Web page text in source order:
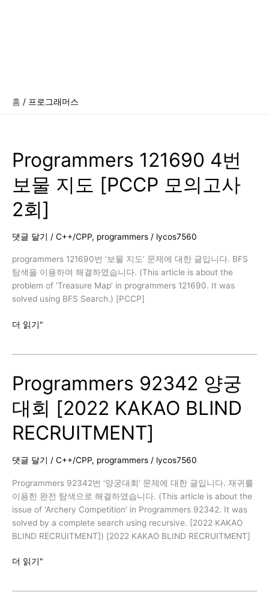
홈 프로그래머스
Programmers 121690 4번
보물 지도 [PCCP 모의고사
2회]
댓글 달기 / C++/CPP, programmers / lycos7560
programmers 121690번 ‘보물 지도’ 문제에 대한 글입니다. BFS
탐색을 이용하여 해결하였습니다. (This article is about the
problem of ‘Treasure Map’ in programmers 121690. It was
solved using BFS Search.) [PCCP]
Programmers
보
물
지
도
[PCCP
모
의
사
2
회]
더 읽기"
Programmers 92342 양궁
대회 [2022 KAKAO BLIND
RECRUITMENT]
댓글 달기 / C++/CPP, programmers / lycos7560
Programmers 92342번 ‘양궁대회’ 문제에 대한 글입니다. 재귀를
이용한 완전 탐색으로 해결하였습니다. (This article is about the
issue of ‘Archery Competition’ in Programmers 92342. It was
solved by a complete search using recursive. [2022 KAKAO
BLIND RECRUITMENT]) [2022 KAKAO BLIND RECRUITMENT]
Programmers
더 읽기"